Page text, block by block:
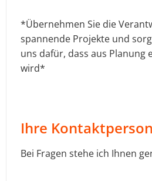
*Übernehmen Sie die
spannende Projekte und
uns dafür, dass aus Planung
wird*
Ihre Kontaktperson
Bei Fragen stehe ich Ihnen